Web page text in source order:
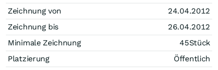
Zeichnung von
24.04.2012
Zeichnung bis
26.04.2012
Minimale Zeichnung
45Stück
Platzierung
Öffentlich